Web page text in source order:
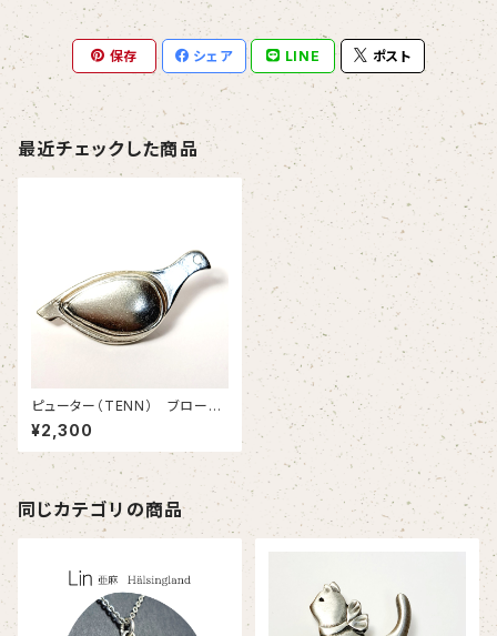
保存 シェア LINE ポスト
最近チェックした商品
ピューター（TENN） ブロー
チ ハト 【スウェーデン製】
¥2,300
同じカテゴリの商品